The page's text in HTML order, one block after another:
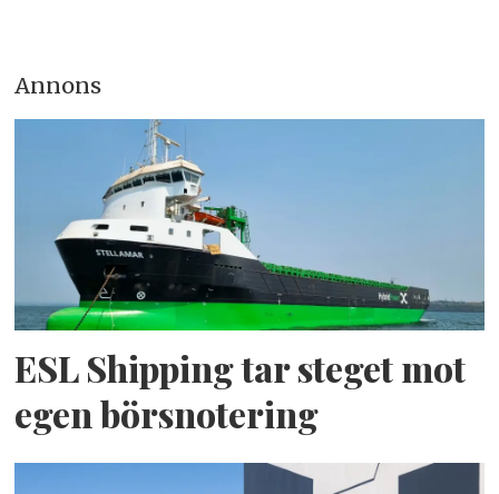
Annons
ESL Shipping tar steget mot
egen börsnotering